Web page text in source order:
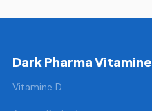
Dark Pharma Vitamine
Vitamine D